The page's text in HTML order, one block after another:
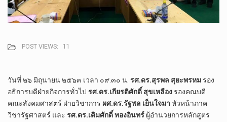
POST VIEWS: 11
วันที่​ ๒๖ มิถุนายน ๒๕๖๓​ เวลา​ ๐๙.๓๐​ น. รศ.ดร.สุรพล​ สุ​ยะ​พรหม​ รอง​
อธิการบดี​ฝ่าย​กิจการ​ทั่วไป​ รศ.ดร.เกียรติ​ศักดิ์​ สุข​เหลือง ​ รองคณบดี​
คณะ​สังคม​ศาสตร์​ ฝ่าย​วิชาการ​ ผศ.ดร.รัฐ​พล​ เย็น​ใจมา ​ หัวหน้า​ภาค
วิชา​รัฐศาสตร์​ และ​ รศ.ดร.เติม​ศักดิ์​ ทอง​อิน​ทร์​ ผู้​อำนวยการ​หลักสูตร​